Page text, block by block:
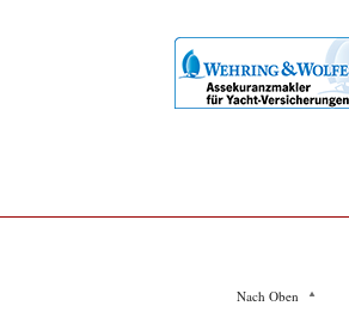
Nach Oben